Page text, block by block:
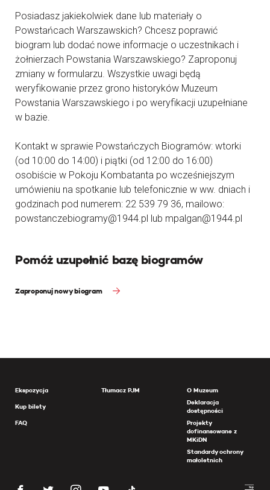
Posiadasz jakiekolwiek dane lub materiały o
Powstańcach Warszawskich? Chcesz poprawić
biogram lub dodać nowe informacje o uczestnikach i
żołnierzach Powstania Warszawskiego? Zaproponuj
zmiany w formularzu. Wszystkie uwagi będą
weryfikowanie przez grono historyków Muzeum
Powstania Warszawskiego i po weryfikacji uzupełniane
w bazie.
Kontakt w sprawie Powstańczych Biogramów: wtorki
(od 10:00 do 14:00) i piątki (od 12:00 do 16:00)
osobiście w Pokoju Kombatanta po wcześniejszym
umówieniu na spotkanie lub telefonicznie w ww. dniach i
godzinach pod numerem: 22 539 79 36, mailowo:
powstanczebiogramy@1944.pl lub mpalgan@1944.pl
Pomóż uzupełnić bazę biogramów
Zaproponuj nowy biogram
Ekspozycja
Kup bilety
FAQ
Tłumacz PJM
O Muzeum
Deklaracja
dostępności
Projekty
dofinansowane z
MKiDN
Standardy ochrony
małoletnich